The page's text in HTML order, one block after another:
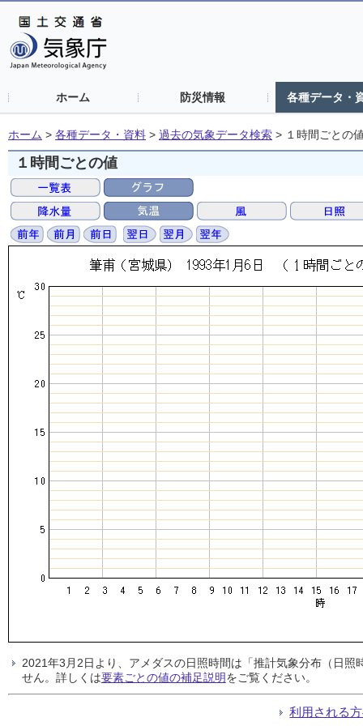
ホーム 防災情報 各種データ・
ホーム > 各種データ・資料 > 過去の気象データ検索 > １時間ごとの
１時間ごとの値
2021年3月2日より、アメダスの日照時間は「推計気象分布（日
せん。詳しくは要素ごとの値の補足説明をご覧ください。
利用される